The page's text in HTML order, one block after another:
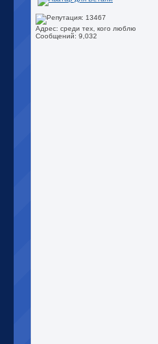
Адрес: среди тех, кого люблю
Сообщений: 9,032